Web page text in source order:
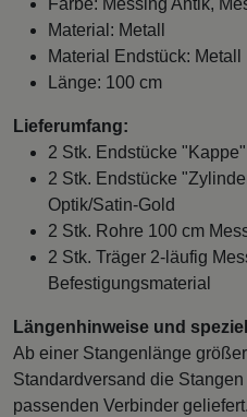
Material: Metall
Material Endstück: Metall
Länge: 100 cm
Lieferumfang:
2 Stk. Endstücke
2 Stk. Endstücke
Optik/Satin-Gold
2 Stk. Rohre 100 cm
2 Stk. Träger 2-läufig
Befestigungsmaterial
Längenhinweise und
Ab einer Stangenlänge
Standardversand die
passenden Verbinder geliefert.